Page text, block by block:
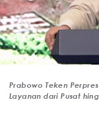
Prabowo Teken
Layanan dari Pusat